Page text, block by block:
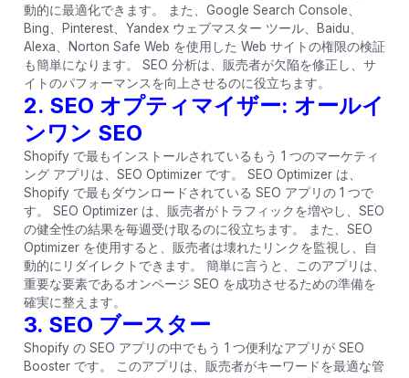
動的に最適化できます。 また、Google Search Console、
Bing、Pinterest、Yandex ウェブマスター ツール、Baidu、
Alexa、Norton Safe Web を使用した Web サイトの権限の検証
も簡単になります。 SEO 分析は、販売者が欠陥を修正し、サ
イトのパフォーマンスを向上させるのに役立ちます。
2. SEO オプティマイザー: オールイ
ンワン SEO
Shopify で最もインストールされているもう 1 つのマーケティ
ング アプリは、SEO Optimizer です。 SEO Optimizer は、
Shopify で最もダウンロードされている SEO アプリの 1 つで
す。 SEO Optimizer は、販売者がトラフィックを増やし、SEO
の健全性の結果を毎週受け取るのに役立ちます。 また、SEO
Optimizer を使用すると、販売者は壊れたリンクを監視し、自
動的にリダイレクトできます。 簡単に言うと、このアプリは、
重要な要素であるオンページ SEO を成功させるための準備を
確実に整えます。
3. SEO ブースター
Shopify の SEO アプリの中でもう 1 つ便利なアプリが SEO
Booster です。 このアプリは、販売者がキーワードを最適な管